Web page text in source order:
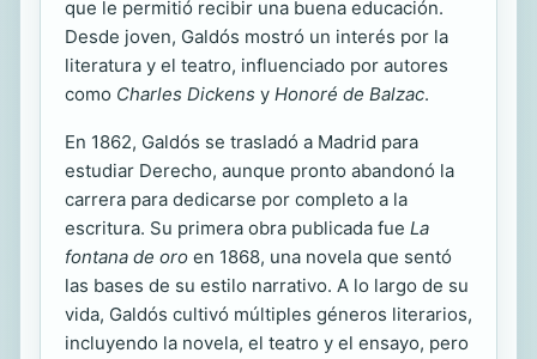
que le permitió recibir una buena educación.
Desde joven, Galdós mostró un interés por la
literatura y el teatro, influenciado por autores
como Charles Dickens y Honoré de Balzac.
En 1862, Galdós se trasladó a Madrid para
estudiar Derecho, aunque pronto abandonó la
carrera para dedicarse por completo a la
escritura. Su primera obra publicada fue La
fontana de oro en 1868, una novela que sentó
las bases de su estilo narrativo. A lo largo de su
vida, Galdós cultivó múltiples géneros literarios,
incluyendo la novela, el teatro y el ensayo, pero